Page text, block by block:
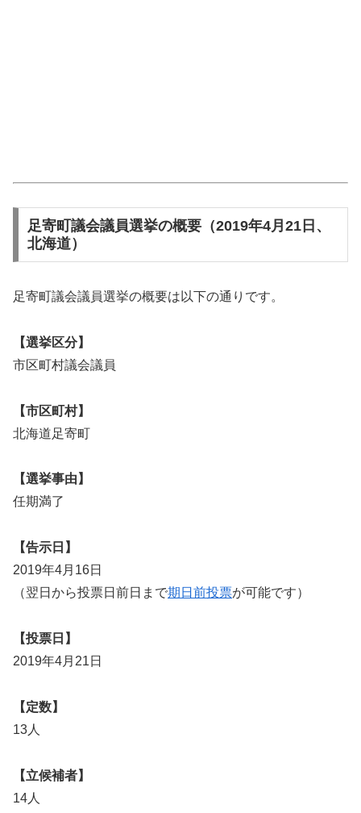
足寄町議会議員選挙の概要（2019年4月21日、
北海道）
足寄町議会議員選挙の概要は以下の通りです。
【選挙区分】
市区町村議会議員
【市区町村】
北海道足寄町
【選挙事由】
任期満了
【告示日】
2019年4月16日
（翌日から投票日前日まで期日前投票が可能です）
【投票日】
2019年4月21日
【定数】
13人
【立候補者】
14人